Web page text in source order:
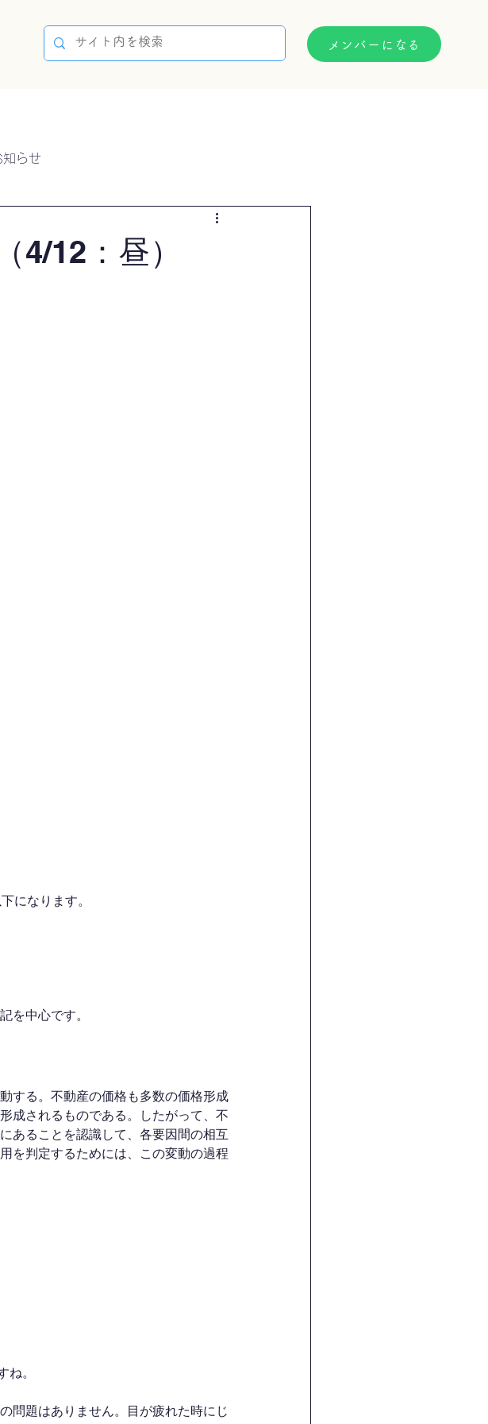
メンバーになる
知らせ
4/12：昼）
になります。
を中心です。
する。不動産の価格も多数の価格形成
成されるものである。したがって、不
あることを認識して、各要因間の相互
を判定するためには、この変動の過程
。
問題はありません。目が疲れた時にじ